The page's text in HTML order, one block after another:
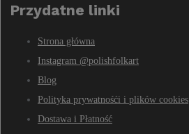
Przydatne linki
Strona główna
Instagram @polishfolkart
Blog
Polityka prywatnośći i plików cookies
Dostawa i Płatność